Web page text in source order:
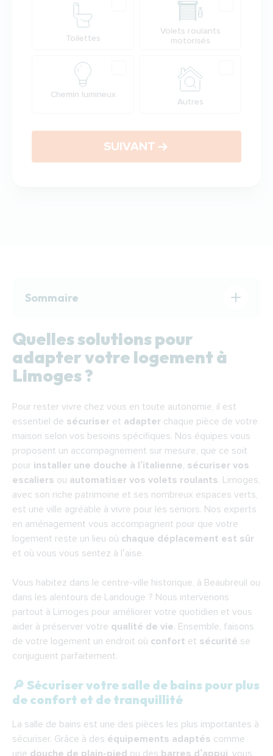
Toilettes
Chemin lumineux
Volets roulants
motorisés
Autres
SUIVANT
Sommaire
logement à Limoges ?
🔎 Sécuriser votre salle de bains pour plus
de confort et de tranquillité
maison
🔎 Automatiser et contrôler les
équipements de votre maison
Quels équipements pour sécuriser votre
domicile à Limoges ?
F.A.Q.
Quelles solutions pour
adapter votre logement à
Limoges ?
Pour rester vivre chez vous en toute autonomie, il est
essentiel de sécuriser et adapter chaque pièce de votre
maison selon vos besoins spécifiques. Nos équipes vous
proposent un accompagnement sur mesure, que ce soit
pour installer une douche à l’italienne, sécuriser vos
escaliers ou automatiser vos volets roulants. Limoges,
avec son riche patrimoine et ses nombreux espaces verts,
est une ville agréable à vivre pour les seniors. Nos experts
en aménagement vous accompagnent pour que votre
logement reste un lieu où chaque déplacement est sûr
et où vous vous sentez à l’aise.
Vous habitez dans le centre-ville historique, à Beaubreuil ou
dans les alentours de Landouge ? Nous intervenons
partout à Limoges pour améliorer votre quotidien et vous
aider à préserver votre qualité de vie. Ensemble, faisons
de votre logement un endroit où confort et sécurité se
conjuguent parfaitement.
🔎 Sécuriser votre salle de bains pour plus
de confort et de tranquillité
La salle de bains est une des pièces les plus importantes à
sécuriser. Grâce à des équipements adaptés comme
une douche de plain-pied ou des barres d’appui , vous